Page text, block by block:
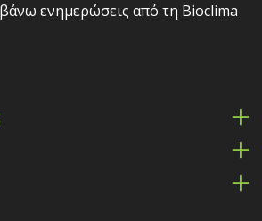
ενημερώσεις από τη Bioclima